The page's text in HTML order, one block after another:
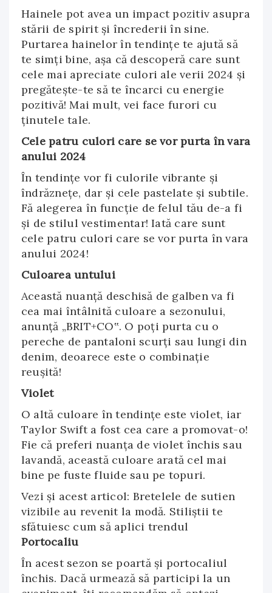
Hainele pot avea un impact pozitiv asupra
stării de spirit și încrederii în sine.
Purtarea hainelor în tendințe te ajută să
te simți bine, așa că descoperă care sunt
cele mai apreciate culori ale verii 2024 și
pregătește-te să te încarci cu energie
pozitivă! Mai mult, vei face furori cu
ținutele tale.
Cele patru culori care se vor purta în vara
anului 2024
În tendințe vor fi culorile vibrante și
îndrăznețe, dar și cele pastelate și subtile.
Fă alegerea în funcție de felul tău de-a fi
și de stilul vestimentar! Iată care sunt
cele patru culori care se vor purta în vara
anului 2024!
Culoarea untului
Această nuanță deschisă de galben va fi
cea mai întâlnită culoare a sezonului,
anunță „BRIT+CO‟. O poți purta cu o
pereche de pantaloni scurți sau lungi din
denim, deoarece este o combinație
reușită!
Violet
O altă culoare în tendințe este violet, iar
Taylor Swift a fost cea care a promovat-o!
Fie că preferi nuanța de violet închis sau
lavandă, această culoare arată cel mai
bine pe fuste fluide sau pe topuri.
Vezi și acest articol: Bretelele de sutien
vizibile au revenit la modă. Stiliștii te
sfătuiesc cum să aplici trendul
Portocaliu
În acest sezon se poartă și portocaliul
închis. Dacă urmează să participi la un